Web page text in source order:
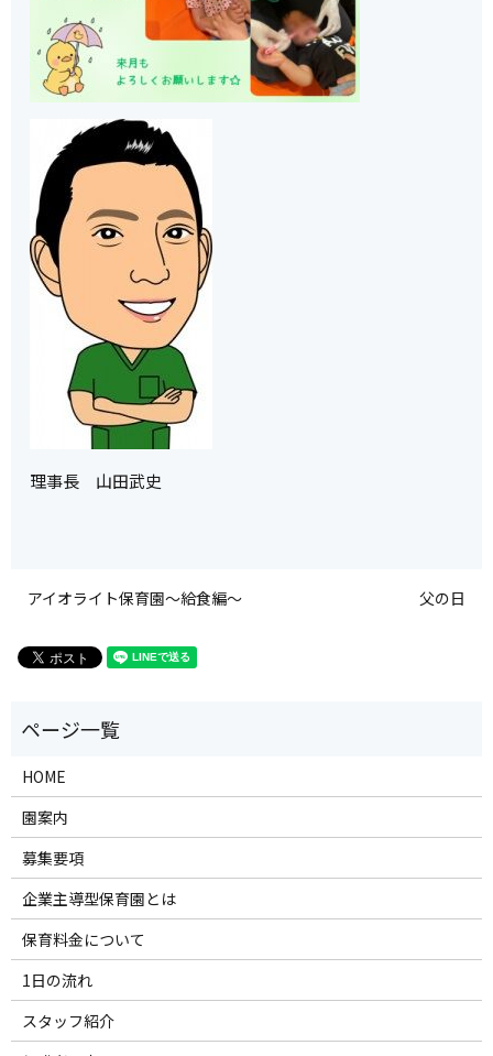
理事長 山田武史
アイオライト保育園～給食編～ 父の日
HOME
園案内
募集要項
企業主導型保育園とは
保育料金について
1日の流れ
スタッフ紹介